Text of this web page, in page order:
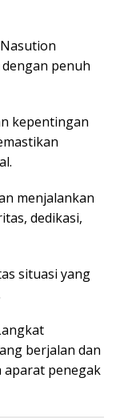
penuh
kepentingan
menjalankan
dedikasi,
situasi yang
berjalan dan
aparat penegak